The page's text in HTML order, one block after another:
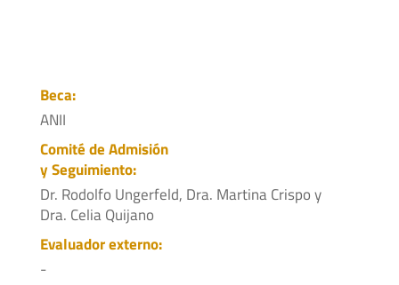
Beca:
ANII
Comité de Admisión
y Seguimiento:
Dr. Rodolfo Ungerfeld, Dra. Martina Crispo y
Dra. Celia Quijano
Evaluador externo:
-